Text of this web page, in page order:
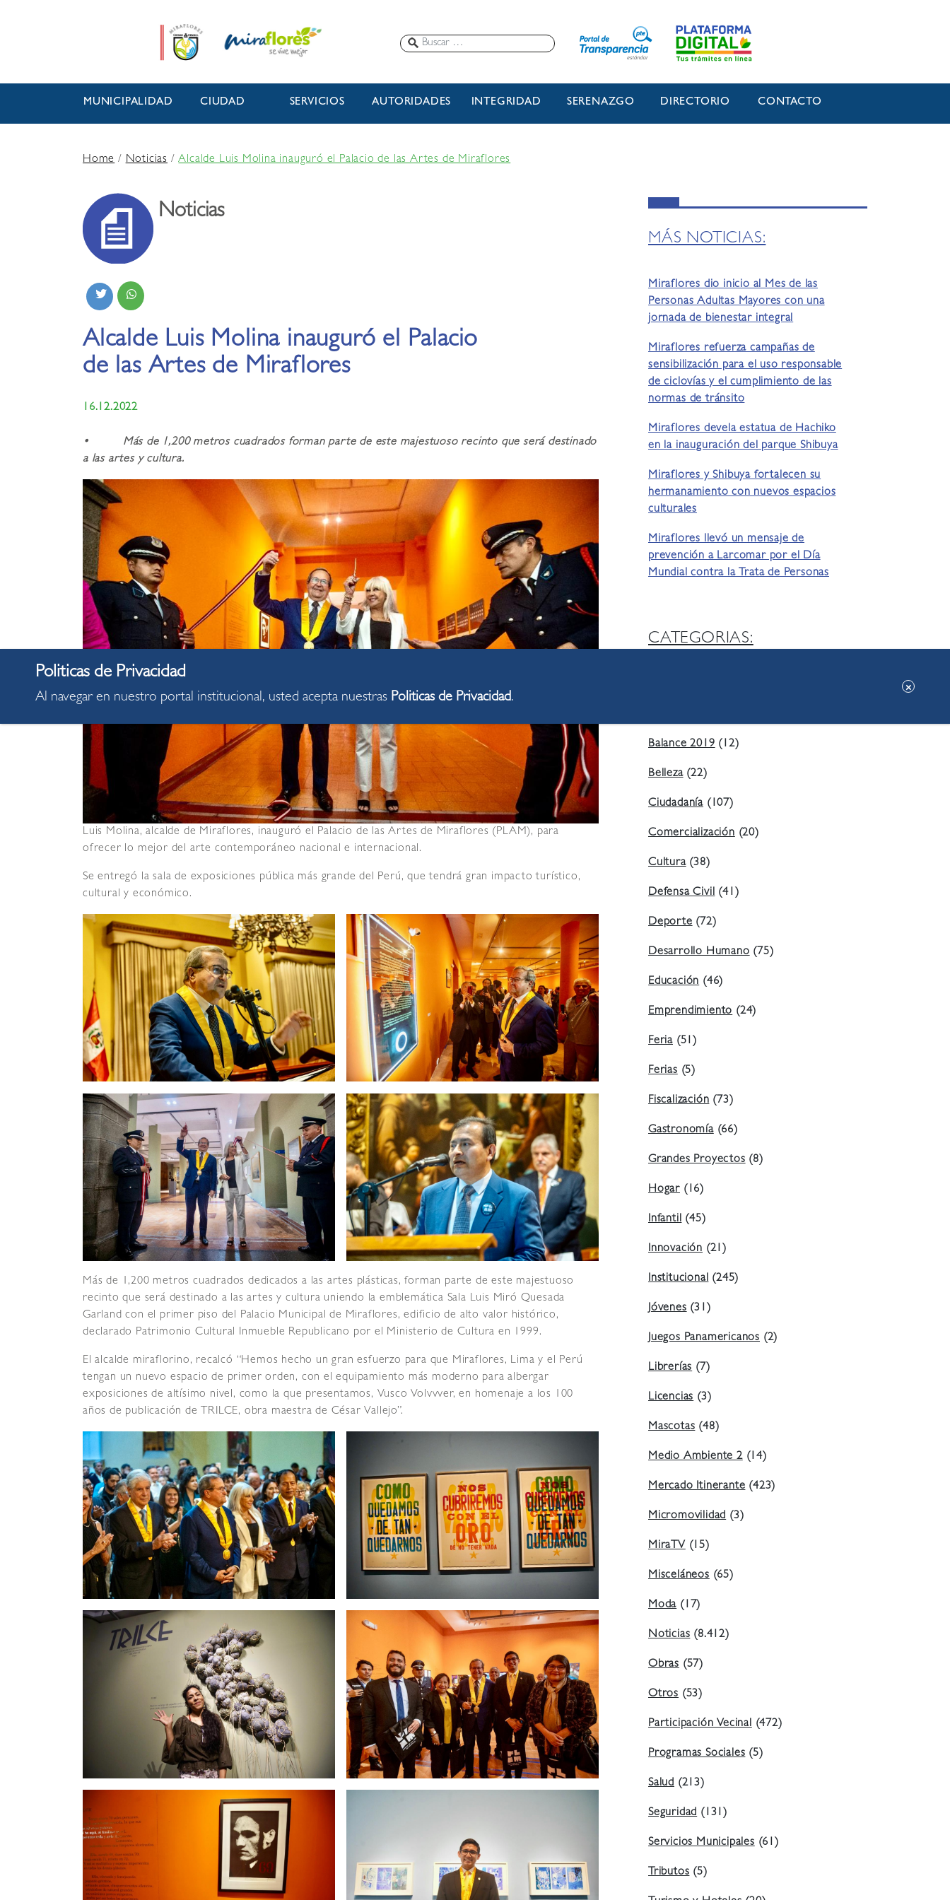
MUNICIPALIDAD CIUDAD SERVICIOS AUTORIDADES INTEGRIDAD SERENAZGO DIRECTORIO CONTACTO
Home/Noticias /Alcalde Luis Molina inauguró el Palacio de las Artes de Miraflores
Noticias
Alcalde Luis Molina inauguró el Palacio
de las Artes de Miraflores
16.12.2022
• Más de 1,200 metros cuadrados forman parte de este majestuoso recinto que será destinado
a las artes y cultura.
Luis Molina, alcalde de Miraflores, inauguró el Palacio de las Artes de Miraflores (PLAM), para
ofrecer lo mejor del arte contemporáneo nacional e internacional.
Se entregó la sala de exposiciones pública más grande del Perú, que tendrá gran impacto turístico,
cultural y económico.
Más de 1,200 metros cuadrados dedicados a las artes plásticas, forman parte de este majestuoso
recinto que será destinado a las artes y cultura uniendo la emblemática Sala Luis Miró Quesada
Garland con el primer piso del Palacio Municipal de Miraflores, edificio de alto valor histórico,
declarado Patrimonio Cultural Inmueble Republicano por el Ministerio de Cultura en 1999.
El alcalde miraflorino, recalcó “Hemos hecho un gran esfuerzo para que Miraflores, Lima y el Perú
tengan un nuevo espacio de primer orden, con el equipamiento más moderno para albergar
exposiciones de altísimo nivel, como la que presentamos, Vusco Volvvver, en homenaje a los 100
años de publicación de TRILCE, obra maestra de César Vallejo”.
MÁS NOTICIAS:
Miraflores dio inicio al Mes de las
Personas Adultas Mayores con una
jornada de bienestar integral
Miraflores refuerza campañas de
sensibilización para el uso responsable
de ciclovías y el cumplimiento de las
normas de tránsito
Miraflores devela estatua de Hachiko
en la inauguración del parque Shibuya
Miraflores y Shibuya fortalecen su
hermanamiento con nuevos espacios
culturales
Miraflores llevó un mensaje de
prevención a Larcomar por el Día
Mundial contra la Trata de Personas
CATEGORIAS:
Balance 2019(12)
Belleza(22)
Ciudadanía (107)
Comercialización(20)
Cultura(38)
Defensa Civil(41)
Deporte(72)
Desarrollo Humano(75)
Educación(46)
Emprendimiento(24)
Feria (51)
Ferias(5)
Fiscalización(73)
Gastronomía(66)
Grandes Proyectos(8)
Hogar (16)
Infantil(45)
Innovación (21)
Institucional(245)
Jóvenes(31)
Juegos Panamericanos (2)
Librerías(7)
Licencias(3)
Mascotas(48)
Medio Ambiente 2(14)
Mercado Itinerante(423)
Micromovilidad(3)
MiraTV(15)
Misceláneos(65)
Moda(17)
Noticias(8.412)
Obras (57)
Otros (53)
Participación Vecinal(472)
Programas Sociales(5)
Salud (213)
Seguridad(131)
Servicios Municipales(61)
Tributos(5)
Al navegar en nuestro portal institucional, usted acepta nuestras Politicas de Privacidad.